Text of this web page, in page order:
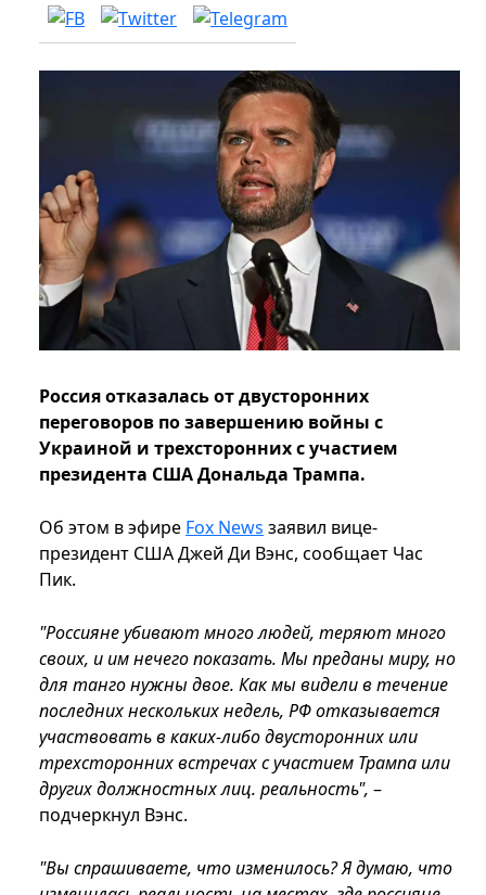
Россия отказалась от двусторонних
переговоров по завершению войны с
Украиной и трехсторонних с участием
президента США Дональда Трампа.
Об этом в эфире Fox News заявил вице-
президент США Джей Ди Вэнс, сообщает Час
Пик.
"Россияне убивают много людей, теряют много
своих, и им нечего показать. Мы преданы миру, но
для танго нужны двое. Как мы видели в течение
последних нескольких недель, РФ отказывается
участвовать в каких-либо двусторонних или
трехсторонних встречах с участием Трампа или
других должностных лиц. реальность", –
подчеркнул Вэнс.
"Вы спрашиваете, что изменилось? Я думаю, что